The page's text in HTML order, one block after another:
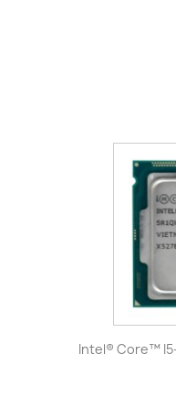
Intel® Core™